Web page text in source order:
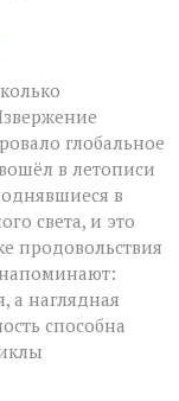
глобальное
в летописи
в
света, и это
продовольствия
а наглядная
способна